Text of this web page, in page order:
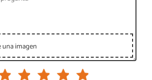
una imagen